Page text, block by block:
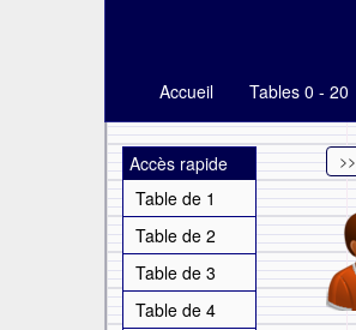
Accueil Tables 0 - 20
Accès rapide
Table de 1
Table de 2
Table de 3
Table de 4
>>